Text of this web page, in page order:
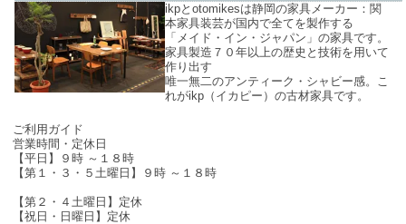
ikpとotomikesは静岡の家具メーカー：関
本家具装芸が国内で全てを製作する
「メイド・イン・ジャパン」の家具です。
家具製造７０年以上の歴史と技術を用いて
作り出す
唯一無二のアンティーク・シャビー感。こ
れがikp（イカピー）の古材家具です。
ご利用ガイド
営業時間・定休日
【平日】９時 ～１８時
【第１・３・５土曜日】９時 ～１８時
【第２・４土曜日】定休
【祝日・日曜日】定休